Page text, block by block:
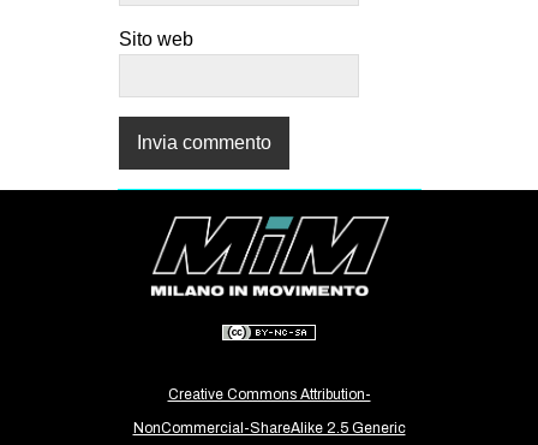
Sito web
Creative Commons Attribution-
NonCommercial-ShareAlike 2.5 Generic